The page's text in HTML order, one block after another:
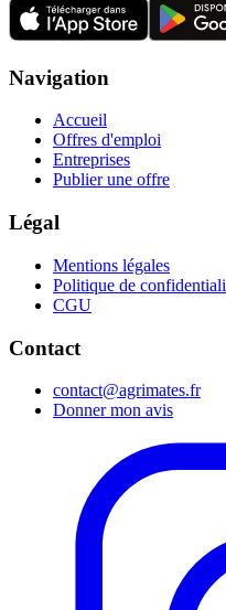
Navigation
Accueil
Offres d'emploi
Entreprises
Publier une offre
Légal
Mentions légales
Politique de
CGU
Contact
contact@agrimates.fr
Donner mon avis